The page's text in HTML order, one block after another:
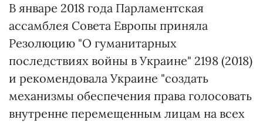
В январе 2018 года Парламентская
ассамблея Совета Европы приняла
Резолюцию "О гуманитарных
последствиях войны в Украине" 2198 (2018)
и рекомендовала Украине "создать
механизмы обеспечения права голосовать
внутренне перемещенным лицам на всех